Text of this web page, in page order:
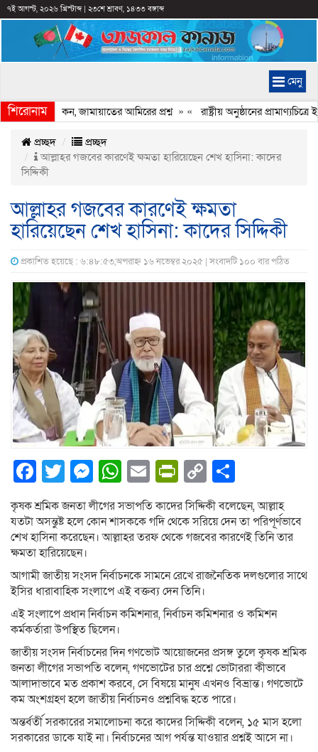
৭ই আগস্ট, ২০২৬ খ্রিস্টাব্দ| ২৩শে শ্রাবণ, ১৪৩৩ বঙ্গাব্দ
মেনু
শিরোনাম
হচ্ছে কেন, জামায়াতের আমিরের প্রশ্ন» « রাষ্ট্রীয় অনুষ্ঠানের
প্রচ্ছদ
প্রচ্ছদ
আল্লাহর গজবের কারণেই ক্ষমতা হারিয়েছেন শেখ হাসিনা: কাদের
সিদ্দিকী
আল্লাহর গজবের কারণেই ক্ষমতা
হারিয়েছেন শেখ হাসিনা: কাদের সিদ্দিকী
প্রকাশিত হয়েছে : ৬:৪৮:৫৩,অপরাহ্ন ১৬ নভেম্বর ২০২৫ | সংবাদটি ১০০ বার পঠিত
Facebook
Twitter
Messenger
WhatsApp
EmailPrintFriendly
Copy
Link
কৃষক শ্রমিক জনতা লীগের সভাপতি কাদের সিদ্দিকী বলেছেন, আল্লাহ
যতটা অসন্তুষ্ট হলে কোন শাসককে গদি থেকে সরিয়ে দেন তা পরিপূর্ণভাবে
শেখ হাসিনা করেছেন। আল্লাহর তরফ থেকে গজবের কারণেই তিনি তার
ক্ষমতা হারিয়েছেন।
আগামী জাতীয় সংসদ নির্বাচনকে সামনে রেখে রাজনৈতিক দলগুলোর সাথে
ইসির ধারাবাহিক সংলাপে এই বক্তব্য দেন তিনি।
এই সংলাপে প্রধান নির্বাচন কমিশনার, নির্বাচন কমিশনার ও কমিশন
কর্মকর্তারা উপস্থিত ছিলেন।
জাতীয় সংসদ নির্বাচনের দিন গণভোট আয়োজনের প্রসঙ্গ তুলে কৃষক শ্রমিক
জনতা লীগের সভাপতি বলেন, গণভোটের চার প্রশ্নে ভোটাররা কীভাবে
আলাদাভাবে মত প্রকাশ করবে, সে বিষয়ে মানুষ এখনও বিভ্রান্ত। গণভোটে
কম অংশগ্রহণ হলে জাতীয় নির্বাচনও প্রশ্নবিদ্ধ হতে পারে।
অন্তর্বর্তী সরকারের সমালোচনা করে কাদের সিদ্দিকী বলেন, ১৫ মাস হলো
সরকারের ডাকে যাই না। নির্বাচনের আগ পর্যন্ত যাওয়ার প্রশ্নই আসে না।